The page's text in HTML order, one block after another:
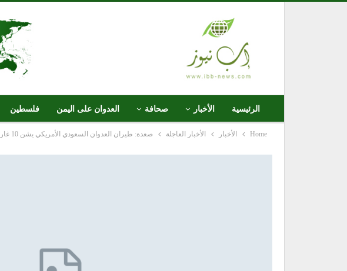
الرئيسية الأخبار صحافة العدوان على اليمن فلسطين
Home الأخبار الأخبار العاجلة صعدة: طيران العدوان السعودي الأمريكي يشن 10 غارات على مناطق متفرقة فى مديرية كتاف خلال الساعات الماضية